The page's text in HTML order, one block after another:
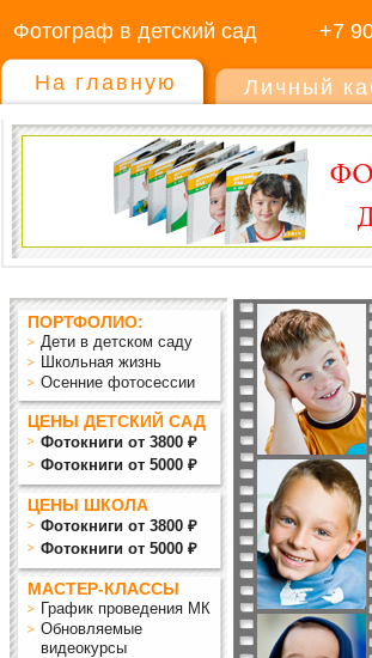
Фотограф в детский сад +7
На главную Личный
ПОРТФОЛИО:
Дети в детском саду
Школьная жизнь
Осенние фотосессии
ЦЕНЫ ДЕТСКИЙ САД
Фотокниги от 3800 ₽
Фотокниги от 5000 ₽
ЦЕНЫ ШКОЛА
Фотокниги от 3800 ₽
Фотокниги от 5000 ₽
МАСТЕР-КЛАССЫ
График проведения МК
Обновляемые
видеокурсы